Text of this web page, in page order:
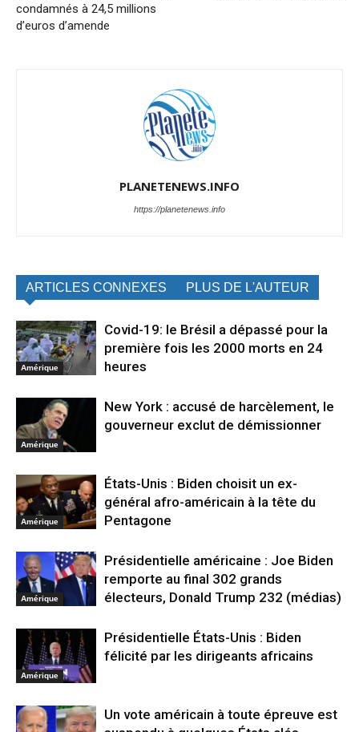
condamnés à 24,5 millions
d’euros d’amende
PLANETENEWS.INFO
https://planetenews.info
ARTICLES CONNEXES PLUS DE L'AUTEUR
Amérique
Covid-19: le Brésil a dépassé pour la
première fois les 2000 morts en 24
heures
Amérique
New York : accusé de harcèlement, le
gouverneur exclut de démissionner
Amérique
États-Unis : Biden choisit un ex-
général afro-américain à la tête du
Pentagone
Amérique
Présidentielle américaine : Joe Biden
remporte au final 302 grands
électeurs, Donald Trump 232 (médias)
Amérique
Présidentielle États-Unis : Biden
félicité par les dirigeants africains
Un vote américain à toute épreuve est